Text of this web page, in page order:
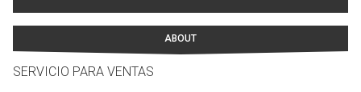
ABOUT
SERVICIO PARA VENTAS